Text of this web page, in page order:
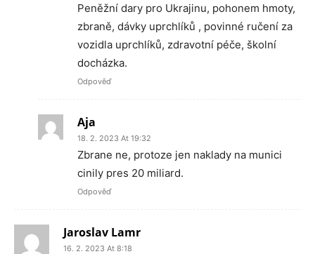
Peněžní dary pro Ukrajinu, pohonem hmoty,
zbraně, dávky uprchlíků , povinné ručení za
vozidla uprchlíků, zdravotní péče, školní
docházka.
Odpověď
Aja
18. 2. 2023 At 19:32
Zbrane ne, protoze jen naklady na munici
cinily pres 20 miliard.
Odpověď
Jaroslav Lamr
16. 2. 2023 At 8:18